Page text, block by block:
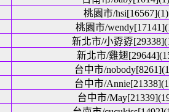
桃園市/hsi[16567](1)
桃園市/
新北市/小孬孬
新北市/雞翅
台中市/
台中市/
台中市/